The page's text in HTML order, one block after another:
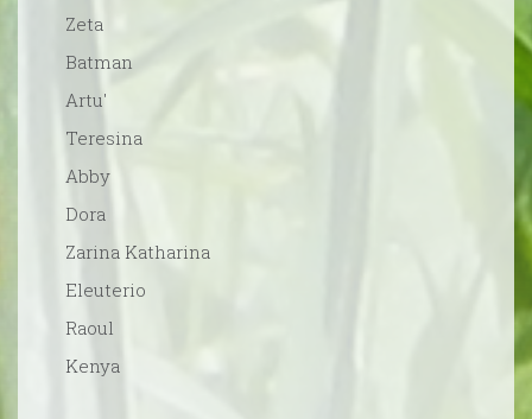
Zeta
Batman
Artu'
Teresina
Abby
Dora
Zarina Katharina
Eleuterio
Raoul
Kenya